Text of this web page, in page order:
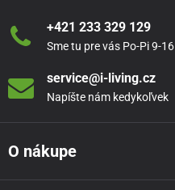
+421 233 329 129
Sme tu pre vás Po-Pi 9-16
service@i-living.cz
Napíšte nám kedykoľvek
O nákupe